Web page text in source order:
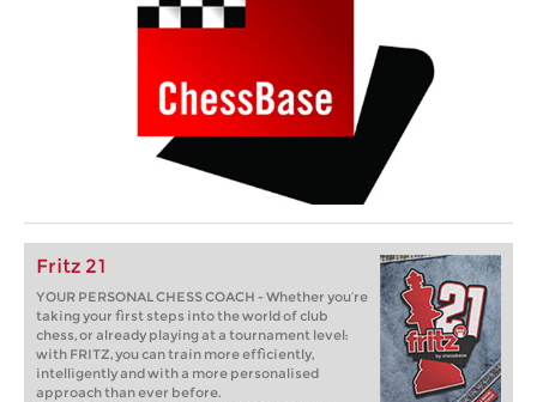
Fritz 21
YOUR PERSONAL CHESS COACH - Whether you’re
taking your first steps into the world of club
chess, or already playing at a tournament level:
with FRITZ, you can train more efficiently,
intelligently and with a more personalised
approach than ever before.